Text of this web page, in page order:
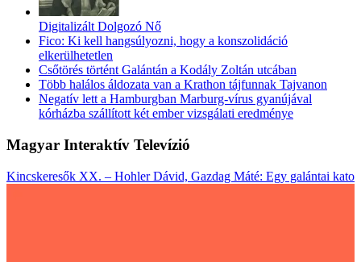
Digitalizált Dolgozó Nő
Fico: Ki kell hangsúlyozni, hogy a konszolidáció
elkerülhetetlen
Csőtörés történt Galántán a Kodály Zoltán utcában
Több halálos áldozata van a Krathon tájfunnak Tajvanon
Negatív lett a Hamburgban Marburg-vírus gyanújával
kórházba szállított két ember vizsgálati eredménye
Magyar Interaktív Televízió
Kincskeresők XX. – Hohler Dávid, Gazdag Máté: Egy galántai